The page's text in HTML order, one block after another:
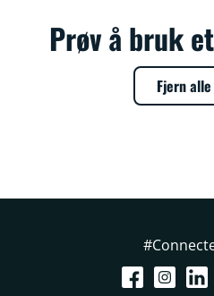
Prøv å bruk
Fjern